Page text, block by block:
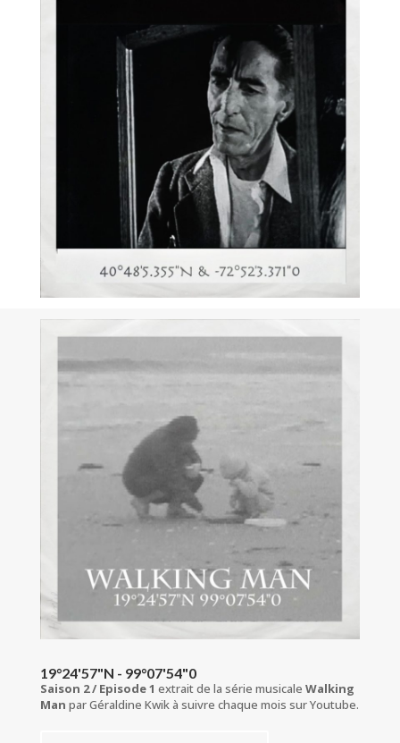
19°24'57"N - 99°07'54"0
Saison 2 / Episode 1 extrait de la série musicale Walking
Man par Géraldine Kwik à suivre chaque mois sur Youtube.